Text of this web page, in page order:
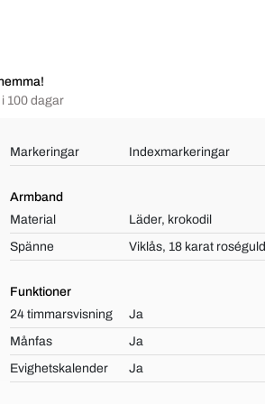
100 dagar
Markeringar Indexmarkeringar
Armband
Material
Läder, krokodil
Spänne
Viklås, 18 karat roséguld
Funktioner
24 timmarsvisning
Ja
Månfas
Ja
Evighetskalender
Ja